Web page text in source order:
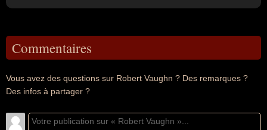
Commentaires
Vous avez des questions sur Robert Vaughn ? Des remarques ?
Des infos à partager ?